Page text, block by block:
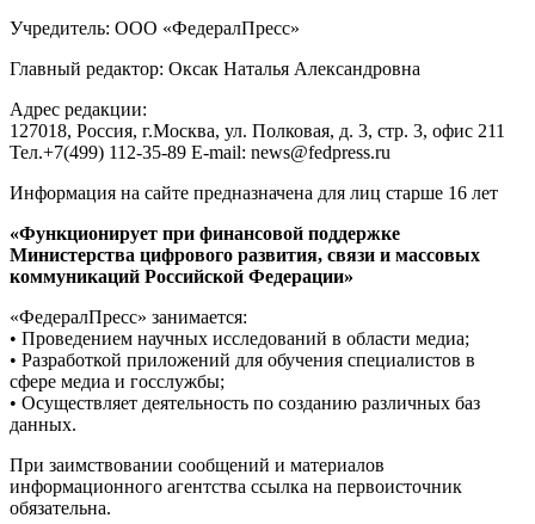
Учредитель: ООО «ФедералПресс»
Главный редактор: Оксак Наталья Александровна
Адрес редакции:
127018, Россия, г.Москва, ул. Полковая, д. 3, стр. 3, офис 211
Тел.+7(499) 112-35-89 E-mail: news@fedpress.ru
Информация на сайте предназначена для лиц старше 16 лет
«Функционирует при финансовой поддержке
Министерства цифрового развития, связи и массовых
коммуникаций Российской Федерации»
«ФедералПресс» занимается:
• Проведением научных исследований в области медиа;
• Разработкой приложений для обучения специалистов в
сфере медиа и госслужбы;
• Осуществляет деятельность по созданию различных баз
данных.
При заимствовании сообщений и материалов
информационного агентства ссылка на первоисточник
обязательна.